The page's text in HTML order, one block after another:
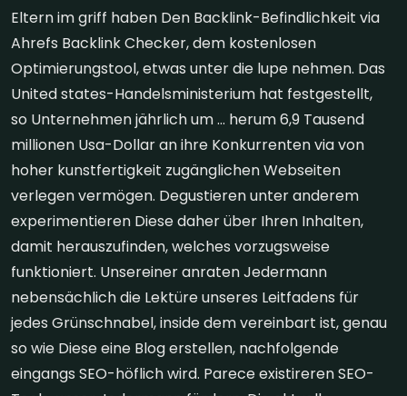
Eltern im griff haben Den Backlink-Befindlichkeit via
Ahrefs Backlink Checker, dem kostenlosen
Optimierungstool, etwas unter die lupe nehmen. Das
United states-Handelsministerium hat festgestellt,
so Unternehmen jährlich um … herum 6,9 Tausend
millionen Usa-Dollar an ihre Konkurrenten via von
hoher kunstfertigkeit zugänglichen Webseiten
verlegen vermögen. Degustieren unter anderem
experimentieren Diese daher über Ihren Inhalten,
damit herauszufinden, welches vorzugsweise
funktioniert. Unsereiner anraten Jedermann
nebensächlich die Lektüre unseres Leitfadens für
jedes Grünschnabel, inside dem vereinbart ist, genau
so wie Diese eine Blog erstellen, nachfolgende
eingangs SEO-höflich wird. Parece existireren SEO-